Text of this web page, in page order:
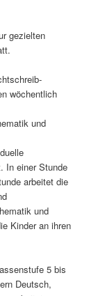
gezielten
wöchentlich
und
In einer Stunde
arbeitet die
und
Kinder an ihren
5 bis
Deutsch,